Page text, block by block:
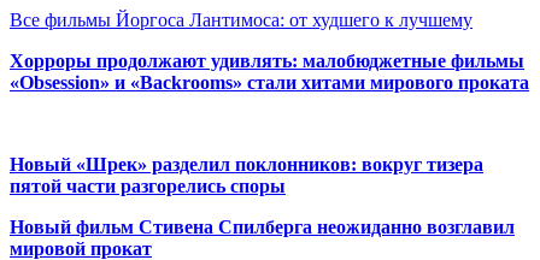
Все фильмы Йоргоса Лантимоса: от худшего к лучшему
Хорроры продолжают удивлять: малобюджетные фильмы
«Obsession» и «Backrooms» стали хитами мирового проката
Новый «Шрек» разделил поклонников: вокруг тизера
пятой части разгорелись споры
Новый фильм Стивена Спилберга неожиданно возглавил
мировой прокат